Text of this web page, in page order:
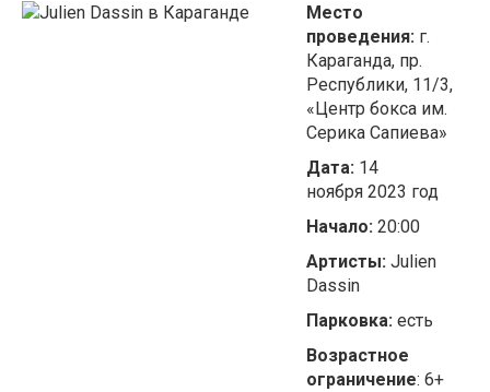
Место
проведения: г.
Караганда, пр.
Республики, 11/3,
«Центр бокса им.
Серика Сапиева»
Дата: 14
ноября 2023 год
Начало: 20:00
Артисты: Julien
Dassin
Парковка: есть
Возрастное
ограничение: 6+